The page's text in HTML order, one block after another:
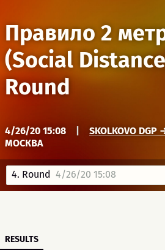
Правило 2
(Social
Round
4/26/20 15:08 SKOLKOVO DGP
МОСКВА
4. Round 4/26/20 15:08
RESULTS